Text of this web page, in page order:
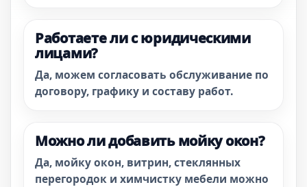
Работаете ли с юридическими
лицами?
Да, можем согласовать обслуживание по
договору, графику и составу работ.
Можно ли добавить мойку окон?
Да, мойку окон, витрин, стеклянных
перегородок и химчистку мебели можно